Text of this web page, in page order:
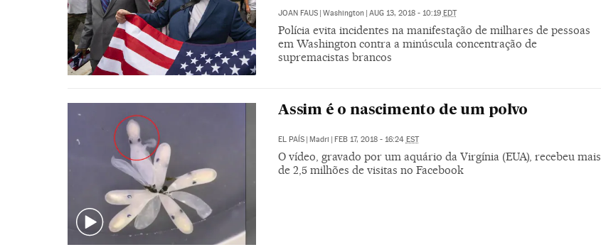
JOAN FAUS | Washington | AUG 13, 2018 - 10:19 EDT
Polícia evita incidentes na manifestação de milhares de pessoas
em Washington contra a minúscula concentração de
supremacistas brancos
Assim é o nascimento de um polvo
EL PAÍS | Madri | FEB 17, 2018 - 16:24 EST
O vídeo, gravado por um aquário da Virgínia (EUA), recebeu mais
de 2,5 milhões de visitas no Facebook